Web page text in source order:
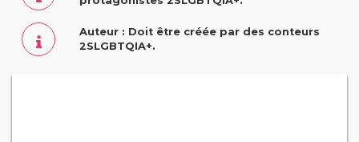
Auteur : Doit être créée par des conteurs
2SLGBTQIA+.